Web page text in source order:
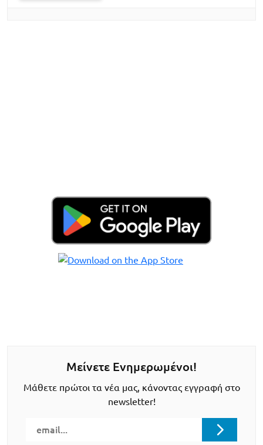
Μείνετε Ενημερωμένοι!
Μάθετε πρώτοι τα νέα μας, κάνοντας εγγραφή στο
newsletter!